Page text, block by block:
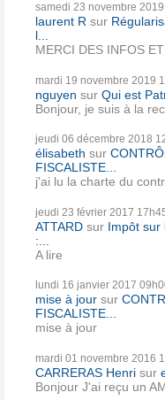
samedi 23 novembre 2019
laurent R sur
l...
MERCI DES INFOS
mardi 19 novembre 2019
nguyen sur Qui est
Bonjour, je suis à la
jeudi 06 décembre 2018
élisabeth sur
FISCALISTE...
j'ai lu la charte du
jeudi 23 février 2017
ATTARD sur Impôt sur
:...
A lire
lundi 16 janvier 2017
mise à jour sur
FISCALISTE...
mise à jour
mardi 01 novembre 2016
CARRERAS Henri sur
Bonjour J'ai reçu un